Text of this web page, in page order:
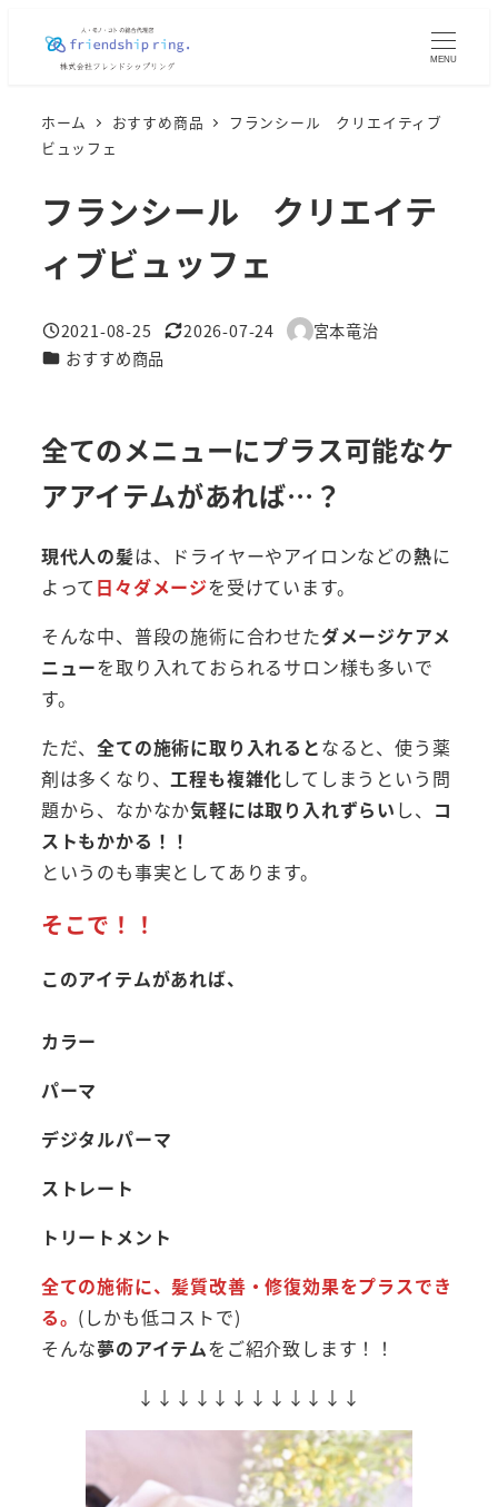
MENU
ホーム おすすめ商品
フランシール クリエイティブ
ビュッフェ
フランシール クリエイテ
ィブビュッフェ
投稿日
2021-08-25
更新日
2026-07-24
著
宮本竜治
カテゴリー
おすすめ商品
全てのメニューにプラス可能なケ
アアイテムがあれば…？
現代人の髪は、ドライヤーやアイロンなどの熱に
よって 日々ダメージを受けています。
そんな中、普段の施術に合わせたダメージケアメ
ニューを取り入れておられるサロン様も多いで
す。
ただ、全ての施術に取り入れるとなると、使う薬
剤は多くなり、工程も複雑化してしまうという問
題から、なかなか気軽には取り入れずらい し、 コ
ストもかかる！！
というのも事実としてあります。
そこで！！
このアイテムがあれば、
カラー
パーマ
デジタルパーマ
ストレート
トリートメント
全ての施術に、髪質改善・修復効果をプラスでき
る。 (しかも低コストで)
そんな夢のアイテムをご紹介致します！！
↓↓↓↓↓↓↓↓↓↓↓↓